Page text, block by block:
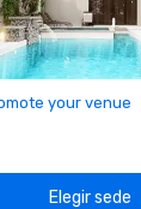
your venue
Elegir sede